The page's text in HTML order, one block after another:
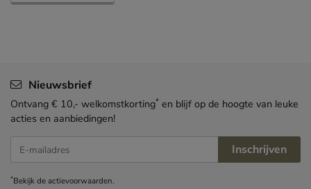
Nieuwsbrief
Ontvang € 10,- welkomstkorting* en blijf op de hoogte van leuke
acties en aanbiedingen!
E-mailadres Inschrijven
*Bekijk deactievoorwaarden.